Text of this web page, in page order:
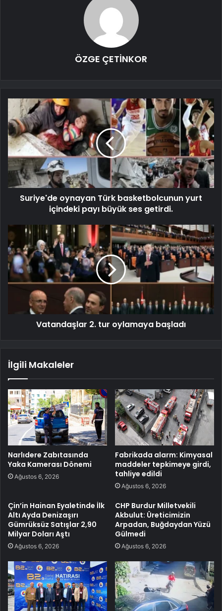
ÖZGE ÇETİNKOR
Suriye'de oynayan Türk basketbolcunun yurt
içindeki payı büyük ses getirdi.
Vatandaşlar 2. tur oylamaya başladı
İlgili Makaleler
Narlıdere Zabıtasında
Yaka Kamerası Dönemi
Ağustos 6, 2026
Fabrikada alarm: Kimyasal
maddeler tepkimeye girdi,
tahliye edildi
Ağustos 6, 2026
Çin’in Hainan Eyaletinde İlk
Altı Ayda Denizaşırı
Gümrüksüz Satışlar 2,90
Milyar Doları Aştı
Ağustos 6, 2026
CHP Burdur Milletvekili
Akbulut: Üreticimizin
Arpadan, Buğdaydan Yüzü
Gülmedi
Ağustos 6, 2026